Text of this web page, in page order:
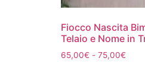
Fiocco Nascita
Telaio e Nome in
65,00€ - 75,00€